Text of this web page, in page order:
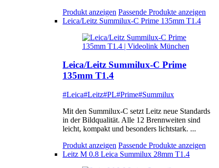
Produkt anzeigen Passende Produkte anzeigen
Leica/Leitz Summilux-C Prime 135mm T1.4
Leica/Leitz Summilux-C Prime
135mm T1.4
#Leica#Leitz#PL#Prime#Summilux
Mit den Summilux-C setzt Leitz neue Standards
in der Bildqualität. Alle 12 Brennweiten sind
leicht, kompakt und besonders lichtstark. ...
Produkt anzeigen Passende Produkte anzeigen
Leitz M 0.8 Leica Summilux 28mm T1.4